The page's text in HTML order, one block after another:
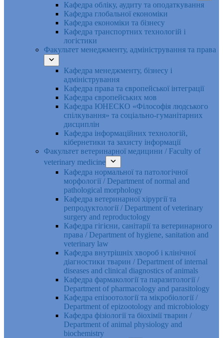
Кафедра обліку, аудиту та оподаткування
Кафедра глобальної економіки
Кафедра економіки та бізнесу
Кафедра транспортних технологій і
логістики
Факультет менеджменту, адміністрування та права
Кафедра менеджменту, бізнесу і
адміністрування
Кафедра права та європейської інтеграції
Кафедра європейських мов
Кафедра ЮНЕСКО «Філософія людського
спілкування» та соціально-гуманітарних
дисциплін
Кафедра інформаційних технологій,
кібернетики та захисту інформації
Факультет ветеринарної медицини / Faculty of
veterinary medicine
Кафедра нормальної та патологічної
морфології / Department of normal and
pathological morphology
Кафедра ветеринарної хірургії та
репродуктології / Department of veterinary
surgery and reproductology
Кафедра гігієни, санітарії та ветеринарного
права / Department of hygiene, sanitation and
veterinary law
Кафедра внутрішніх хвороб і клінічної
діагностики тварин / Department of internal
diseases and clinical diagnostics of animals
Кафедра фармакології та паразитології /
Department of pharmacology and parasitology
Кафедра епізоотології та мікробіології /
Department of epizootology and microbiology
Кафедра фізіології та біохімії тварин /
Department of animal physiology and
biochemistry